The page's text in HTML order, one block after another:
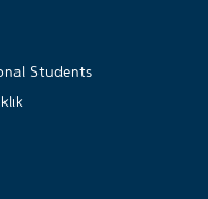
Students